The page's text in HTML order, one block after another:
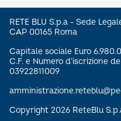
RETE BLU S.p.a - Sede
CAP 00165 Roma
Capitale sociale Euro
C.F. e Numero d’iscrizione
03922811009
Copyright 2026 ReteBlu